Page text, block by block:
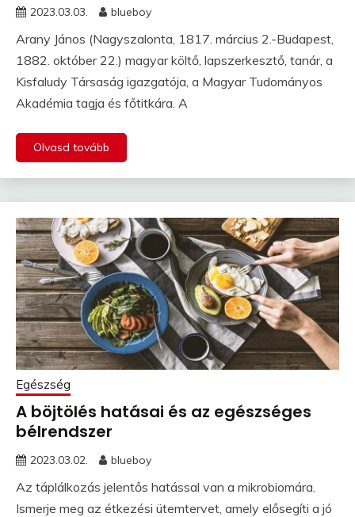
2023.03.03. blueboy
Arany János (Nagyszalonta, 1817. március 2.-Budapest,
1882. október 22.) magyar költő, lapszerkesztő, tanár, a
Kisfaludy Társaság igazgatója, a Magyar Tudományos
Akadémia tagja és főtitkára. A
Olvasd tovább
Egészség
A böjtölés hatásai és az egészséges
bélrendszer
2023.03.02. blueboy
Az táplálkozás jelentős hatással van a mikrobiomára.
Ismerje meg az étkezési ütemtervet, amely elősegíti a jó